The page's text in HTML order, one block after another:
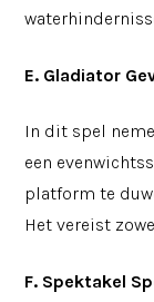
E. Gladiator
In dit spel
een
platform te
Het vereist
F. Spektakel